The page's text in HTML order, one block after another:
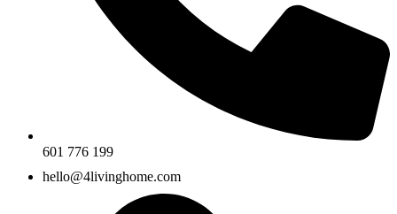
601 776 199
hello@4livinghome.com